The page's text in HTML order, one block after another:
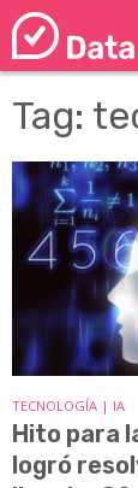
Tag:
TECNOLOGÍA | IA
Hito para
logró